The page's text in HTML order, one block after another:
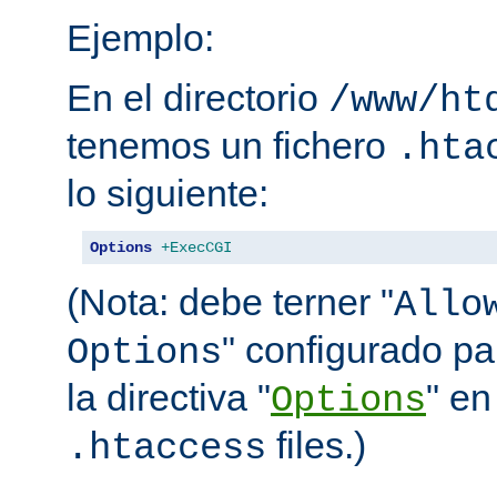
Ejemplo:
En el directorio /www/
tenemos un fichero
lo siguiente:
Options +ExecCGI
(Nota: debe terner "
Options" configurado
la directiva "Options"
.htaccess files.)